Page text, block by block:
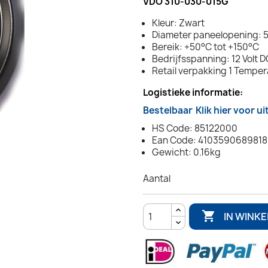
Kleur: Zwart
Diameter paneelopening:
Bereik: +50°C tot +150°C
Bedrijfsspanning: 12 Volt
Retail verpakking 1
Logistieke informatie:
Bestelbaar Klik hier voor
HS Code: 85122000
Ean Code: 4103590689818
Gewicht: 0.16kg
Aantal
 IN